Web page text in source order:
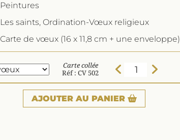
Peintures
Les saints, Ordination-Vœux religieux
Carte de vœux (16 x 11,8 cm + une enveloppe)
Carte collée
Réf : CV 502
AJOUTER AU PANIER